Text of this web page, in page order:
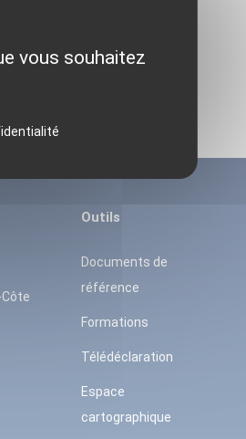
Outils
Documents de
référence
Formations
Télédéclaration
Espace
cartographique
vous souhaitez